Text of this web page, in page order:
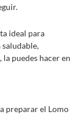
ideal para
puedes hacer en
preparar el Lomo